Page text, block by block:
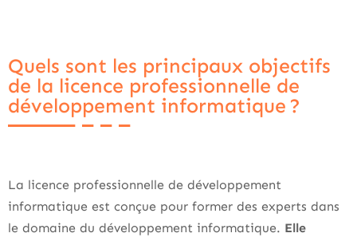
Quels sont les principaux objectifs
de la licence professionnelle de
développement informatique ?
La licence professionnelle de développement
informatique est conçue pour former des experts dans
le domaine du développement informatique. Elle